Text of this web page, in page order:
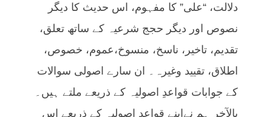
دلالت، “علی” کا مفہوم، اس حدیث کا دیگر
نصوص اور دیگر حجج شرعیہ کے ساتھ تعلق،
تقدیم، تاخیر، ناسخ، منسوخ،عموم، خصوص،
اطلاق، تقیید وغیرہ۔ ان سارے اصولی سوالات
کے جوابات قواعدِ اصولیہ کے ذریعے ملتے ہیں۔
بالآخر ہم نےاپنے قواعدِ اصولیہ کے ذریعے اس